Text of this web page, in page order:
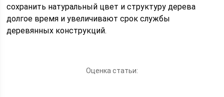
сохранить натуральный цвет и структуру дерева
долгое время и увеличивают срок службы
деревянных конструкций.
Оценка статьи: